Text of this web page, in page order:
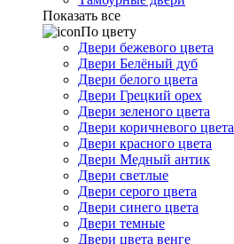
Показать все
По цвету
Двери бежевого цвета
Двери Белёный дуб
Двери белого цвета
Двери Грецкий орех
Двери зеленого цвета
Двери коричневого цвета
Двери красного цвета
Двери Медный антик
Двери светлые
Двери серого цвета
Двери синего цвета
Двери темные
Двери цвета венге